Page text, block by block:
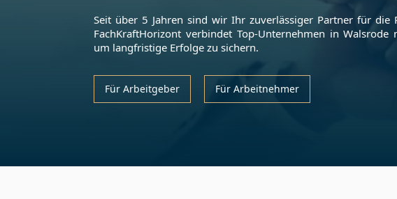
Seit über 5 Jahren sind wir Ihr zuverlässiger Partner für
FachKraftHorizont verbindet Top-Unternehmen inWalsrode
um langfristige Erfolge zu sichern.
Für Arbeitgeber
Für Arbeitnehmer